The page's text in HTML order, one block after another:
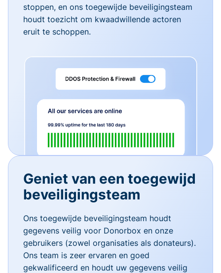
stoppen, en ons toegewijde beveiligingsteam
houdt toezicht om kwaadwillende actoren
eruit te schoppen.
Geniet van een toegewijd
beveiligingsteam
Ons toegewijde beveiligingsteam houdt
gegevens veilig voor Donorbox en onze
gebruikers (zowel organisaties als donateurs).
Ons team is zeer ervaren en goed
gekwalificeerd en houdt uw gegevens veilig